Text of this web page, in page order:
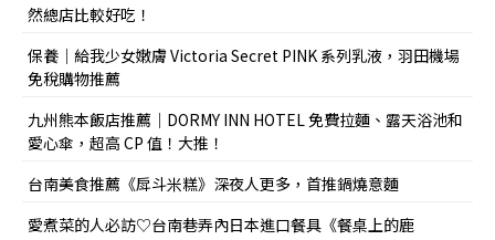
然總店比較好吃！
保養｜給我少女嫩膚 Victoria Secret PINK 系列乳液，羽田機場
免稅購物推薦
九州熊本飯店推薦｜DORMY INN HOTEL 免費拉麵、露天浴池和
愛心傘，超高 CP 值！大推！
台南美食推薦《戽斗米糕》深夜人更多，首推鍋燒意麵
愛煮菜的人必訪♡台南巷弄內日本進口餐具《餐桌上的鹿